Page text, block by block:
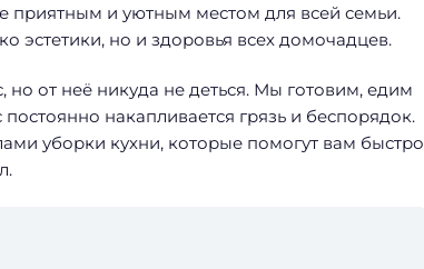
приятным и уютным местом для всей семьи.
эстетики, но и здоровья всех домочадцев.
от неё никуда не деться. Мы готовим, едим
накапливается грязь и беспорядок.
уборки кухни, которые помогут вам быстро